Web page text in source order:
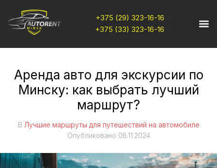
+375 (29) 323-16-16
+375 (33) 323-16-16
Аренда авто для экскурсии по
Минску: как выбрать лучший
маршрут?
В Лучшие маршруты для путешествий на автомобиле
Опубликовано 08.11.2024